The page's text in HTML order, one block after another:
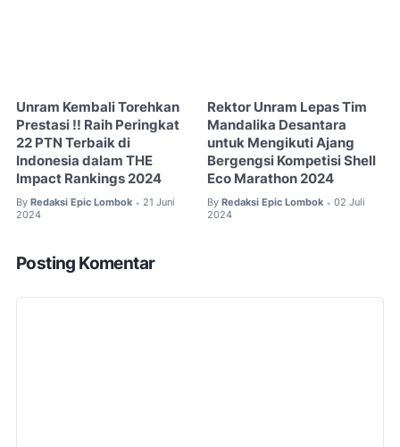
Unram Kembali Torehkan
Prestasi !! Raih Peringkat
22 PTN Terbaik di
Indonesia dalam THE
Impact Rankings 2024
By Redaksi Epic Lombok • 21 Juni
2024
Rektor Unram Lepas Tim
Mandalika Desantara
untuk Mengikuti Ajang
Bergengsi Kompetisi Shell
Eco Marathon 2024
By Redaksi Epic Lombok • 02 Juli
2024
Posting Komentar